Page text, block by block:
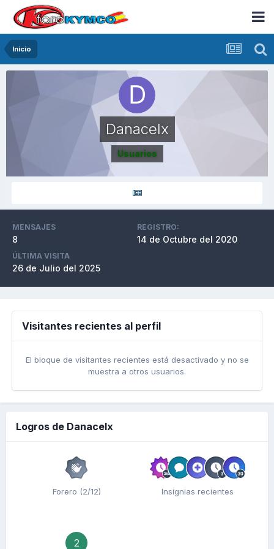
Inicio
Danacelx
Usuarios
MENSAJES
8
REGISTRO:
14 de Octubre del 2020
ÚLTIMA VISITA
26 de Julio del 2025
Visitantes recientes al perfil
El bloque de visitantes recientes está desactivado y no se
muestra a otros usuarios.
Logros de Danacelx
Forero (2/12) Insignias recientes
2